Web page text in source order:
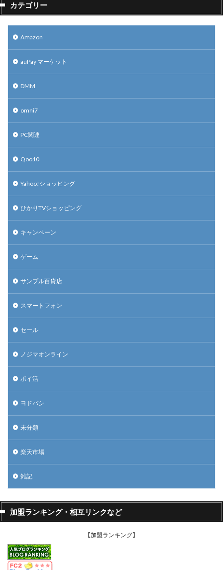
カテゴリー
Amazon
auPay マーケット
DMM
omni7
PC関連
Qoo10
Yahoo!ショッピング
ひかりTVショッピング
キャンペーン
ゲーム
サンプル百貨店
スマートフォン
セール
ノジマオンライン
ポイ活
ヨドバシ
未分類
楽天市場
雑記
加盟ランキング・相互リンクなど
【加盟ランキング】